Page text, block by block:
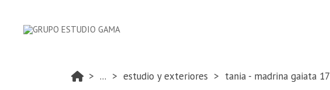
... estudio y exteriores tania - madrina gaiata 17